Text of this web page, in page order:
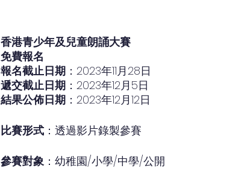
香港青少年及兒童朗誦大賽
免費報名
報名截止日期 ：2023年11月28日
遞交截止日期 ：2023年12月5日
結果公佈日期 ：2023年12月12日
比賽形式 ：透過影片錄製參賽
參賽對象 ：幼稚園/小學/中學/公開